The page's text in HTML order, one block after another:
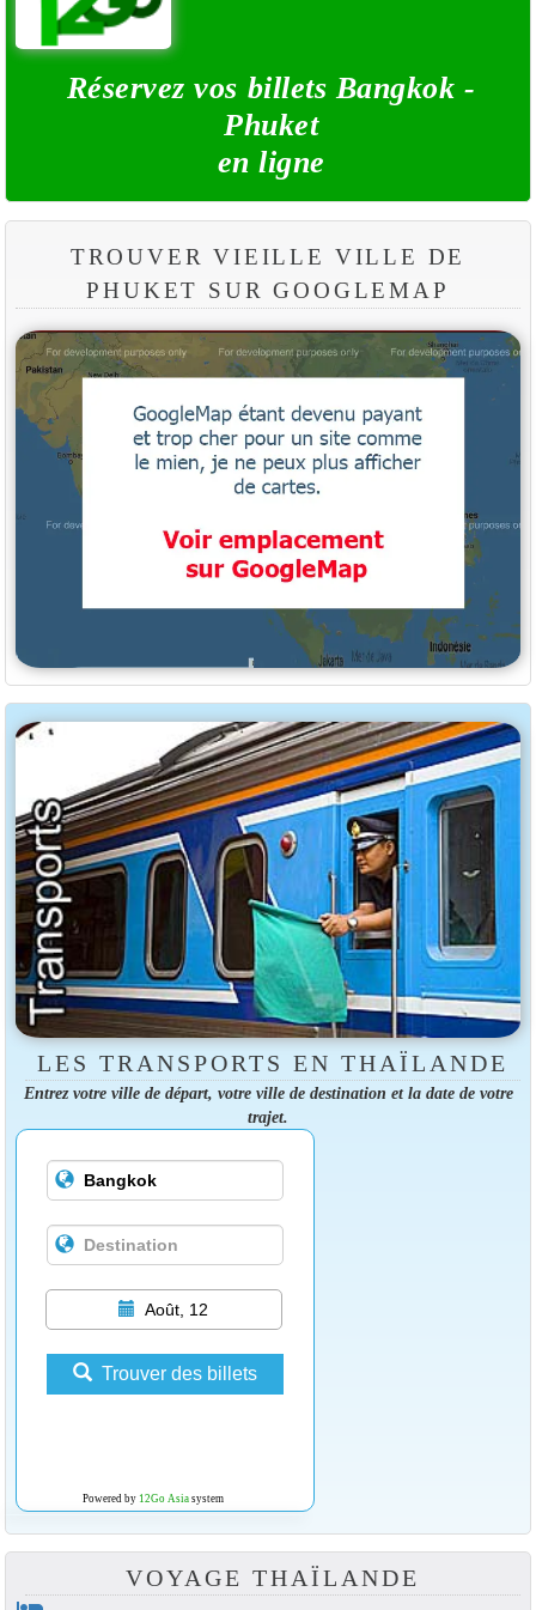
Réservez vos billets Bangkok -
Phuket
en ligne
TROUVER VIEILLE VILLE DE
PHUKET SUR GOOGLEMAP
LES TRANSPORTS EN THAÏLANDE
Entrez votre ville de départ, votre ville de destination et la date de votre
trajet.
Août, 12
Trouver des billets
Powered by 12Go Asiasystem
VOYAGE THAÏLANDE